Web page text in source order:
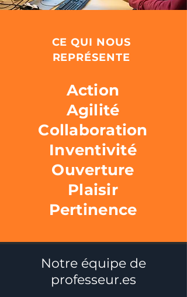
CE QUI NOUS
REPRÉSENTE
Action
Agilité
Collaboration
Inventivité
Ouverture
Plaisir
Pertinence
Notre équipe de
professeur.es